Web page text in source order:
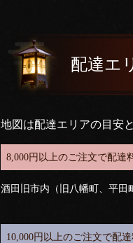
配達エ
地図は配達エリアの目安
8,000円以上のご注文で配達
酒田旧市内（旧八幡町、平田
10,000円以上のご注文で配